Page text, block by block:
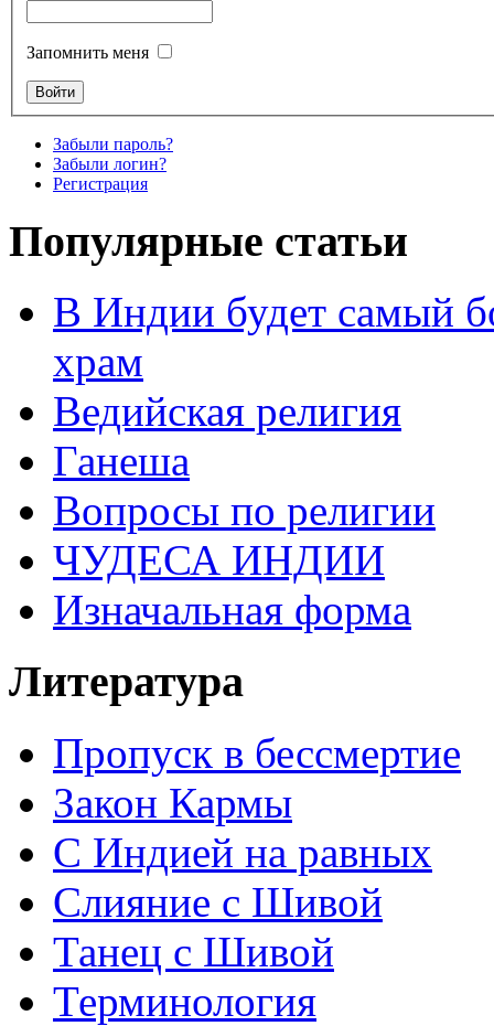
Запомнить меня
Забыли пароль?
Забыли логин?
Регистрация
Популярные статьи
В Индии будет самый
храм
Ведийская религия
Ганеша
Вопросы по религии
ЧУДЕСА ИНДИИ
Изначальная форма
Литература
Пропуск в бессмертие
Закон Кармы
С Индией на равных
Слияние с Шивой
Танец с Шивой
Терминология